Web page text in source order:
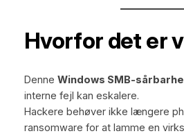
Hvorfor det er
Denne Windows SMB-
interne fejl kan eskalere.
Hackere behøver ikke længere
ransomware for at lamme en